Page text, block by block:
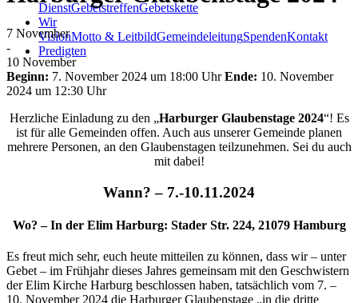
DienstGebetstreffenGebetskette
Wir
VisionMotto & LeitbildGemeindeleitungSpendenKontakt
Predigten
7 November
-
10 November
Beginn: 7. November 2024 um 18:00 UhrEnde: 10. November
2024 um 12:30 Uhr
Herzliche Einladung zu den „Harburger Glaubenstage 2024“! Es
ist für alle Gemeinden offen. Auch aus unserer Gemeinde planen
mehrere Personen, an den Glaubenstagen teilzunehmen. Sei du auch
mit dabei!
Wann? – 7.-10.11.2024
Wo? – In der ElimHarburg: Stader Str. 224, 21079 Hamburg
Es freut mich sehr, euch heute mitteilen zu können, dass wir – unter
Gebet – im Frühjahr dieses Jahres gemeinsam mit den Geschwistern
der Elim Kirche Harburg beschlossen haben, tatsächlich vom 7. –
10. November 2024 die Harburger Glaubenstage „in die dritte